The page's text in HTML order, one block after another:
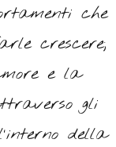
che
crescere;
e la
gli
della